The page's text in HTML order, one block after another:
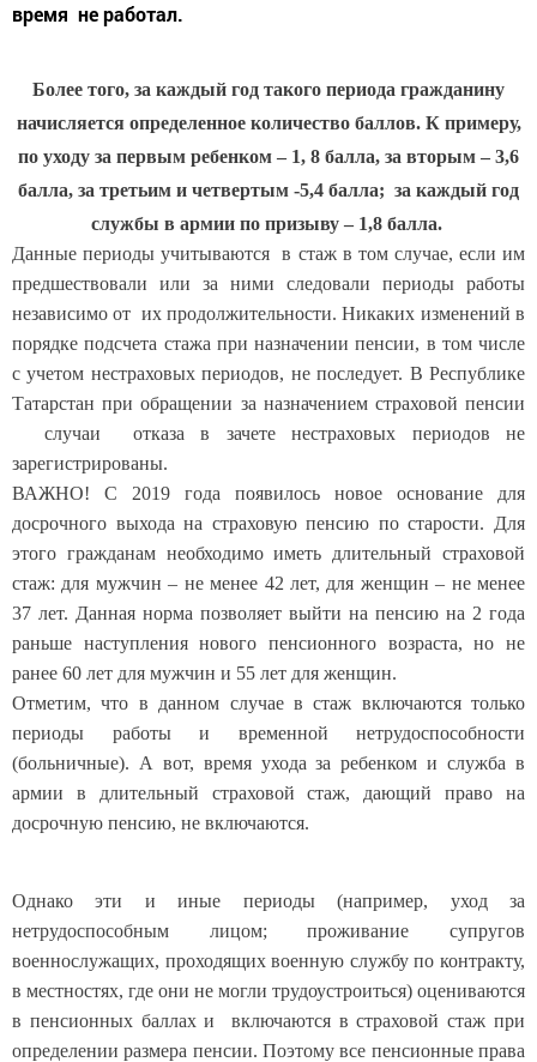
время не работал.
Более того, за каждый год такого периода гражданину
начисляется определенное количество баллов. К примеру,
по уходу за первым ребенком – 1, 8 балла, за вторым – 3,6
балла, за третьим и четвертым -5,4 балла; за каждый год
службы в армии по призыву – 1,8 балла.
Данные периоды учитываются в стаж в том случае, если им
предшествовали или за ними следовали периоды работы
независимо от их продолжительности. Никаких изменений в
порядке подсчета стажа при назначении пенсии, в том числе
с учетом нестраховых периодов, не последует. В Республике
Татарстан при обращении за назначением страховой пенсии
случаи отказа в зачете нестраховых периодов не
зарегистрированы.
ВАЖНО! С 2019 года появилось новое основание для
досрочного выхода на страховую пенсию по старости. Для
этого гражданам необходимо иметь длительный страховой
стаж: для мужчин – не менее 42 лет, для женщин – не менее
37 лет. Данная норма позволяет выйти на пенсию на 2 года
раньше наступления нового пенсионного возраста, но не
ранее 60 лет для мужчин и 55 лет для женщин.
Отметим, что в данном случае в стаж включаются только
периоды работы и временной нетрудоспособности
(больничные). А вот, время ухода за ребенком и служба в
армии в длительный страховой стаж, дающий право на
досрочную пенсию, не включаются.
Однако эти и иные периоды (например, уход за
нетрудоспособным лицом; проживание супругов
военнослужащих, проходящих военную службу по контракту,
в местностях, где они не могли трудоустроиться) оцениваются
в пенсионных баллах и включаются в страховой стаж при
определении размера пенсии. Поэтому все пенсионные права